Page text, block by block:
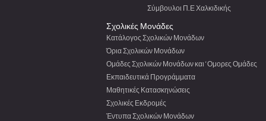
Σύμβουλοι Π.Ε Χαλκιδικής
Σχολικές Μονάδες
Κατάλογος Σχολικών Μονάδων
Όρια Σχολικών Μονάδων
Ομάδες Σχολικών Μονάδων και ‘Ομορες Ομάδες
Εκπαιδευτικά Προγράμματα
Μαθητικές Κατασκηνώσεις
Σχολικές Εκδρομές
Έντυπα Σχολικών Μονάδων